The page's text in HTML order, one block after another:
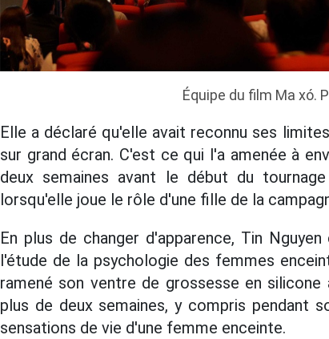
Équipe du film Ma xó.
Elle a déclaré qu'elle avait reconnu ses
sur grand écran. C'est ce qui l'a amenée à
deux semaines avant le début du
lorsqu'elle joue le rôle d'une fille de la
En plus de changer d'apparence, Tin
l'étude de la psychologie des femmes
ramené son ventre de grossesse en
plus de deux semaines, y compris pendant
sensations de vie d'une femme enceinte.